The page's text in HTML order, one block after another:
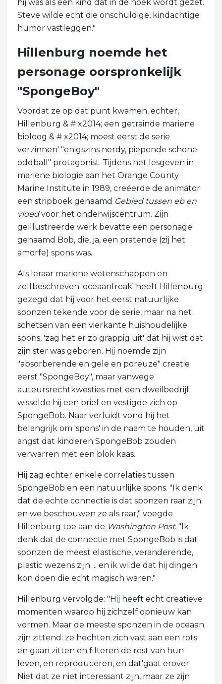
hij was als een kind dat in de hoek wordt gezet.
Steve wilde echt die onschuldige, kindachtige
humor vastleggen."
Hillenburg noemde het
personage oorspronkelijk
"SpongeBoy"
Voordat ze op dat punt kwamen, echter,
Hillenburg & # x2014; een getrainde mariene
bioloog & # x2014; moest eerst de serie
verzinnen' "enigszins nerdy, piepende schone
oddball" protagonist. Tijdens het lesgeven in
mariene biologie aan het Orange County
Marine Institute in 1989, creëerde de animator
een stripboek genaamd Gebied tussen eb en
vloedvoor het onderwijscentrum. Zijn
geïllustreerde werk bevatte een personage
genaamd Bob, die, ja, een pratende (zij het
amorfe) spons was.
Als leraar mariene wetenschappen en
zelfbeschreven 'oceaanfreak' heeft Hillenburg
gezegd dat hij voor het eerst natuurlijke
sponzen tekende voor de serie, maar na het
schetsen van een vierkante huishoudelijke
spons, 'zag het er zo grappig uit' dat hij wist dat
zijn ster was geboren. Hij noemde zijn
"absorberende en gele en poreuze" creatie
eerst "SpongeBoy", maar vanwege
auteursrechtkwesties met een dweilbedrijf
wisselde hij een brief en vestigde zich op
SpongeBob. Naar verluidt vond hij het
belangrijk om 'spons' in de naam te houden, uit
angst dat kinderen SpongeBob zouden
verwarren met een blok kaas.
Hij zag echter enkele correlaties tussen
SpongeBob en een natuurlijke spons. "Ik denk
dat de echte connectie is dat sponzen raar zijn
en we beschouwen ze als raar," voegde
Hillenburg toe aan de Washington Post. "Ik
denk dat de connectie met SpongeBob is dat
sponzen de meest elastische, veranderende,
plastic wezens zijn ... en ik wilde dat hij dingen
kon doen die echt magisch waren."
Hillenburg vervolgde: "Hij heeft echt creatieve
momenten waarop hij zichzelf opnieuw kan
vormen. Maar de meeste sponzen in de oceaan
zijn zittend: ze hechten zich vast aan een rots
en gaan zitten en filteren de rest van hun
leven, en reproduceren, en dat'gaat erover.
Niet dat ze niet interessant zijn, maar ze zijn